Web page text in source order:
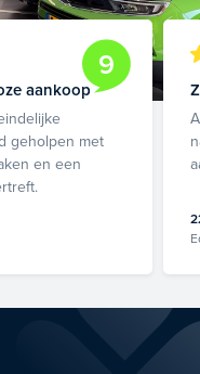
9
aankoop
geholpen met
en een